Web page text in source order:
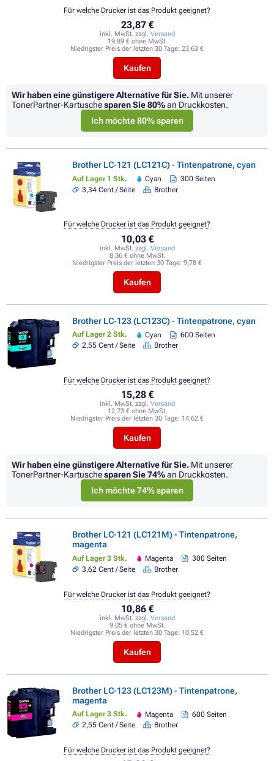
23,87 €
inkl. MwSt. zzgl. Versand
19,89 € ohne MwSt.
Niedrigster Preis der letzten 30 Tage: 23,63 €
Kaufen
Für welche Drucker ist das Produkt geeignet?
Wir haben eine günstigere Alternative für Sie. Mit unserer
TonerPartner-Kartuschesparen Sie80%an Druckkosten.
Ich möchte 80% sparen
Brother LC-121 (LC121C) - Tintenpatrone, cyan
Auf Lager 1 Stk. Cyan
300 Seiten
3,34 Cent / Seite
Brother
10,03 €
inkl. MwSt. zzgl. Versand
8,36 € ohne MwSt.
Niedrigster Preis der letzten 30 Tage: 9,78 €
Kaufen
Für welche Drucker ist das Produkt geeignet?
Brother LC-123 (LC123C) - Tintenpatrone, cyan
Auf Lager 2 Stk. Cyan
600 Seiten
2,55 Cent / Seite
Brother
15,28 €
inkl. MwSt. zzgl. Versand
12,73 € ohne MwSt.
Niedrigster Preis der letzten 30 Tage: 14,62 €
Kaufen
Für welche Drucker ist das Produkt geeignet?
Wir haben eine günstigere Alternative für Sie. Mit unserer
TonerPartner-Kartuschesparen Sie74%an Druckkosten.
Ich möchte 74% sparen
Brother LC-121 (LC121M) - Tintenpatrone,
magenta
Auf Lager 3 Stk. Magenta
300 Seiten
3,62 Cent / Seite
Brother
10,86 €
inkl. MwSt. zzgl. Versand
9,05 € ohne MwSt.
Niedrigster Preis der letzten 30 Tage: 10,52 €
Kaufen
Für welche Drucker ist das Produkt geeignet?
Brother LC-123 (LC123M) - Tintenpatrone,
magenta
Auf Lager 3 Stk. Magenta
600 Seiten
2,55 Cent / Seite
Brother
Für welche Drucker ist das Produkt geeignet?